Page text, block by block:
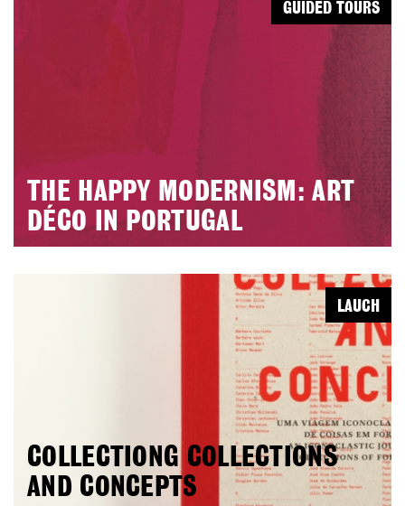
THE HAPPY MODERNISM: ART
DÉCO IN PORTUGAL
GUIDED TOURS
COLLECTIONG COLLECTIONS
AND CONCEPTS
LAUCH